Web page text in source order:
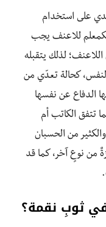
على استخدام
للاعنف يجب
اللاعنف؛ لذلك يتقبله
كحالة تعدّي من
الدفاع عن نفسها
تتفق الكاتب أم
من الحسبان
من نوعٍ آخر، كما قد
ثوبِ نقمة؟